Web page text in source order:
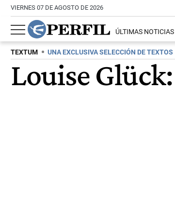
VIERNES 07 DE AGOSTO DE 2026
ÚLTIMAS NOTICIAS
TEXTUM UNA EXCLUSIVA SELECCIÓN DE TEXTOS
Louise